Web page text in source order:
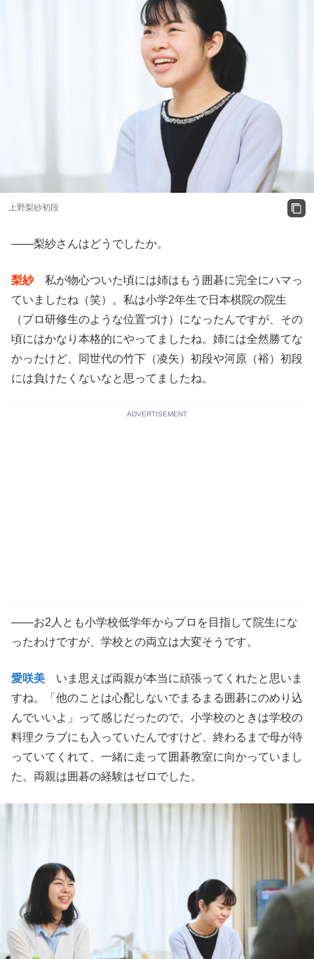
上野梨紗初段
——梨紗さんはどうでしたか。
梨紗
私が物心ついた頃には姉はもう囲碁に完全にハマっ
ていましたね（笑）。私は小学2年生で日本棋院の院生
（プロ研修生のような位置づけ）になったんですが、その
頃にはかなり本格的にやってましたね。姉には全然勝てな
かったけど、同世代の竹下（凌矢）初段や河原（裕）初段
には負けたくないなと思ってましたね。
ADVERTISEMENT
——お2人とも小学校低学年からプロを目指して院生にな
ったわけですが、学校との両立は大変そうです。
愛咲美
いま思えば両親が本当に頑張ってくれたと思いま
すね。「他のことは心配しないでまるまる囲碁にのめり込
んでいいよ」って感じだったので。小学校のときは学校の
料理クラブにも入っていたんですけど、終わるまで母が待
っていてくれて、一緒に走って囲碁教室に向かっていまし
た。両親は囲碁の経験はゼロでした。